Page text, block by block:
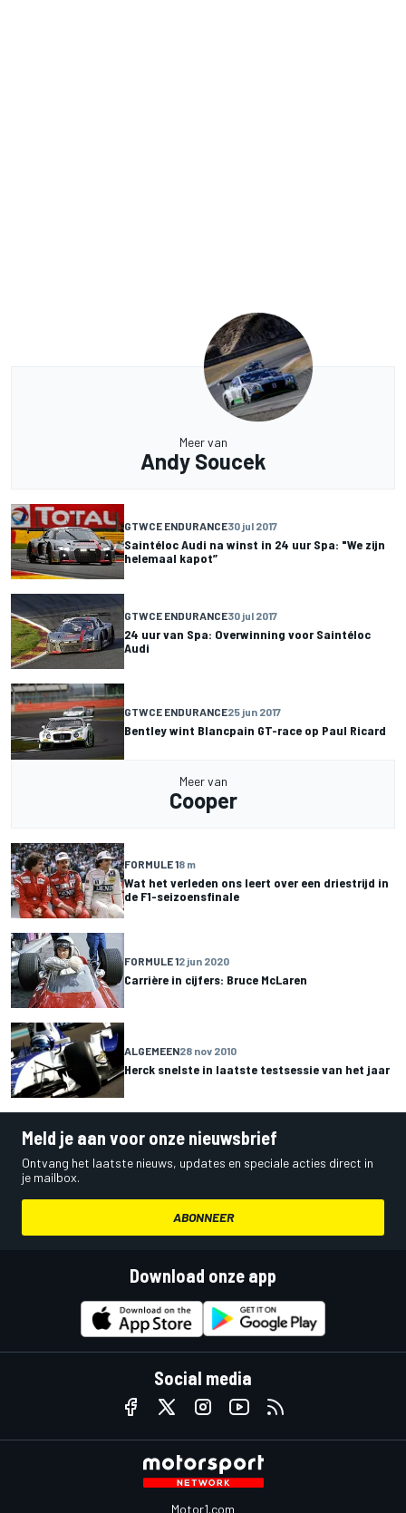
Meer van
Andy Soucek
GTWCE ENDURANCE30 jul 2017
Saintéloc Audi na winst in 24 uur Spa: "We zijn
helemaal kapot”
GTWCE ENDURANCE30 jul 2017
24 uur van Spa: Overwinning voor Saintéloc
Audi
GTWCE ENDURANCE25 jun 2017
Bentley wint Blancpain GT-race op Paul Ricard
Meer van
Cooper
FORMULE 18 m
Wat het verleden ons leert over een driestrijd in
de F1-seizoensfinale
FORMULE 12 jun 2020
Carrière in cijfers: Bruce McLaren
ALGEMEEN28 nov 2010
Herck snelste in laatste testsessie van het jaar
Meld je aan voor onze nieuwsbrief
Ontvang het laatste nieuws, updates en speciale acties direct in
je mailbox.
ABONNEER
Download onze app
Social media
Motor1.com